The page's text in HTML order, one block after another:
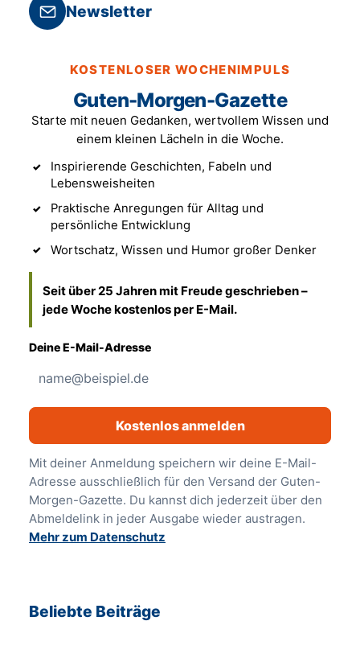
Newsletter
KOSTENLOSER WOCHENIMPULS
Guten-Morgen-Gazette
Starte mit neuen Gedanken, wertvollem Wissen und
einem kleinen Lächeln in die Woche.
Inspirierende Geschichten, Fabeln und
Lebensweisheiten
Praktische Anregungen für Alltag und
persönliche Entwicklung
Wortschatz, Wissen und Humor großer Denker
Seit über 25 Jahren mit Freude geschrieben –
jede Woche kostenlos per E-Mail.
Deine E-Mail-Adresse
Kostenlos anmelden
Mit deiner Anmeldung speichern wir deine E-Mail-
Adresse ausschließlich für den Versand der Guten-
Morgen-Gazette. Du kannst dich jederzeit über den
Abmeldelink in jeder Ausgabe wieder austragen.
Mehr zum Datenschutz
Beliebte Beiträge